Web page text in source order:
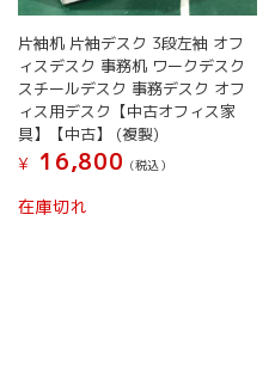
片袖机 片袖デスク 3段左袖 オフ
ィスデスク 事務机 ワークデスク
スチールデスク 事務デスク オフ
ィス用デスク【中古オフィス家
具】【中古】 (複製)
¥
16,800 (税込）
在庫切れ